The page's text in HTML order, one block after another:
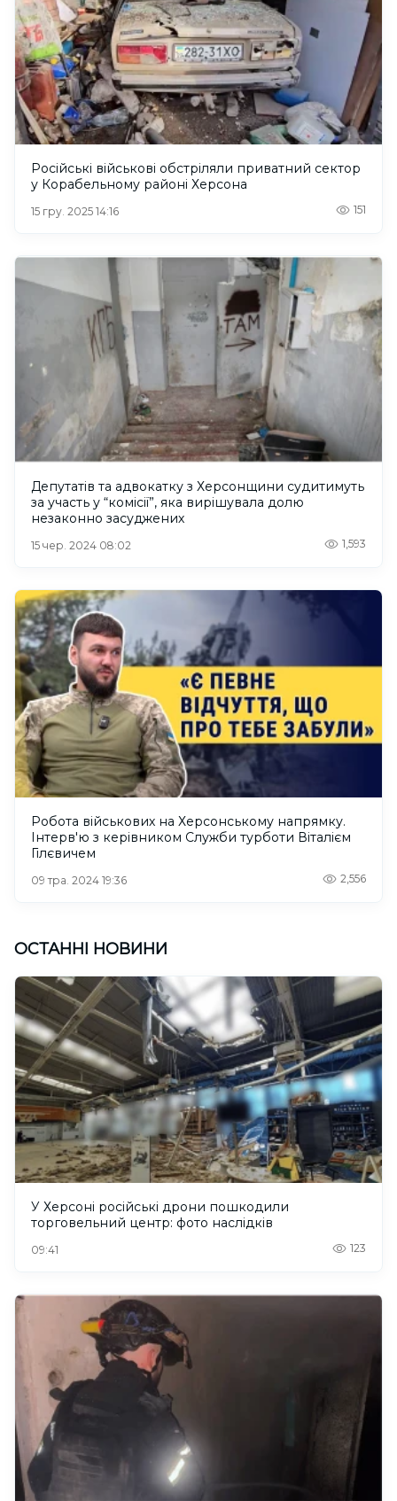
Російські військові обстріляли приватний сектор
у Корабельному районі Херсона
15 гру. 2025 14:16 151
Депутатів та адвокатку з Херсонщини судитимуть
за участь у “комісії”, яка вирішувала долю
незаконно засуджених
15 чер. 2024 08:02 1,593
Робота військових на Херсонському напрямку.
Інтерв'ю з керівником Служби турботи Віталієм
Гілєвичем
09 тра. 2024 19:36 2,556
ОСТАННІ НОВИНИ
У Херсоні російські дрони пошкодили
торговельний центр: фото наслідків
09:41 123